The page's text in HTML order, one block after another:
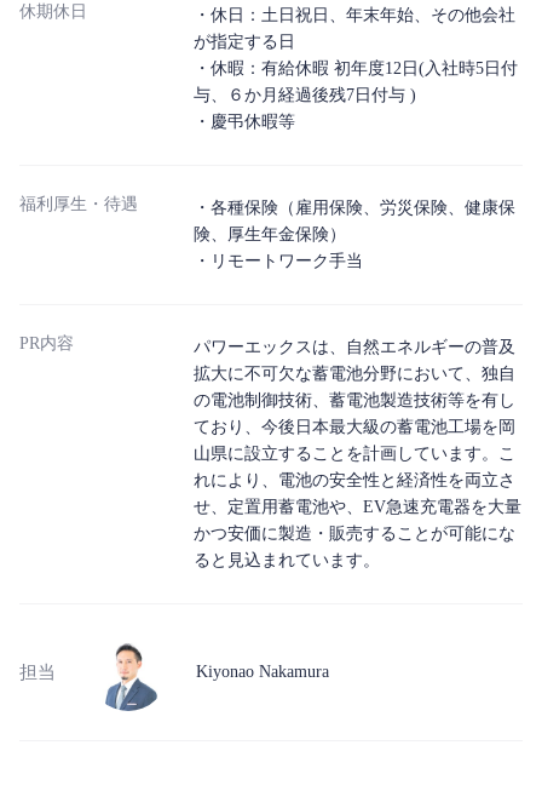
休期休日
・休日：土日祝日、年末年始、その他会社
が指定する日
・休暇：有給休暇 初年度12日(入社時5日付
与、６か月経過後残7日付与 )
・慶弔休暇等
福利厚生・待遇
・各種保険（雇用保険、労災保険、健康保
険、厚生年金保険）
・リモートワーク手当
PR内容
パワーエックスは、自然エネルギーの普及
拡大に不可欠な蓄電池分野において、独自
の電池制御技術、蓄電池製造技術等を有し
ており、今後日本最大級の蓄電池工場を岡
山県に設立することを計画しています。こ
れにより、電池の安全性と経済性を両立さ
せ、定置用蓄電池や、EV急速充電器を大量
かつ安価に製造・販売することが可能にな
ると見込まれています。
担当 Kiyonao Nakamura